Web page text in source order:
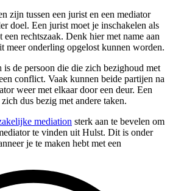
zijn tussen een jurist en een mediator
doel. Een jurist moet je inschakelen als
rechtszaak. Denk hier met name aan
meer onderling opgelost kunnen worden.
is de persoon die die zich bezighoud met
conflict. Vaak kunnen beide partijen na
weer met elkaar door een deur. Een
dus bezig met andere taken.
mediation sterk aan te bevelen om
te vinden uit Hulst. Dit is onder
je te maken hebt met een